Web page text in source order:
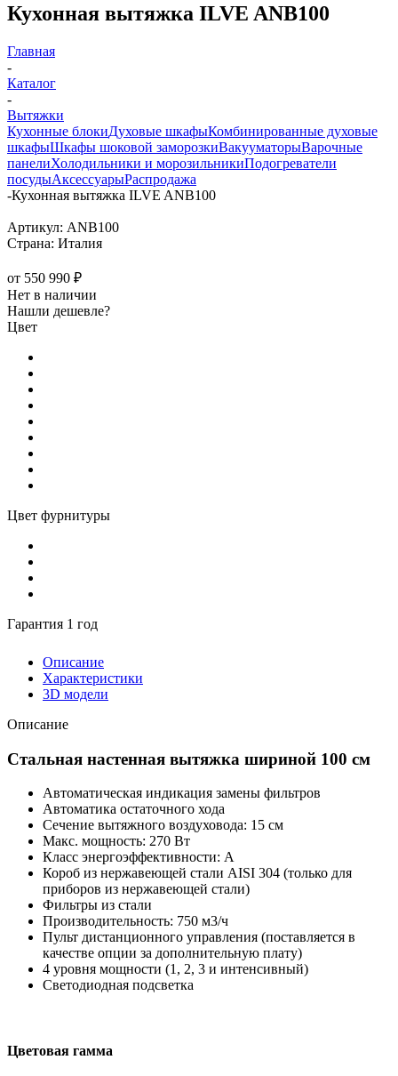
Кухонная вытяжка ILVE ANB100
Главная
-
Каталог
-
Вытяжки
Кухонные блокиДуховые шкафыКомбинированные духовые
шкафыШкафы шоковой заморозкиВакууматорыВарочные
панелиХолодильники и морозильникиПодогреватели
посудыАксессуарыРаспродажа
-Кухонная вытяжка ILVE ANB100
Артикул: ANB100
Страна: Италия
от 550 990 ₽
Нет в наличии
Нашли дешевле?
Цвет
Цвет фурнитуры
Гарантия 1 год
Описание
Характеристики
3D модели
Описание
Стальная настенная вытяжка шириной 100 см
Автоматическая индикация замены фильтров
Автоматика остаточного хода
Сечение вытяжного воздуховода: 15 см
Макс. мощность: 270 Вт
Класс энергоэффективности: А
Короб из нержавеющей стали AISI 304 (только для
приборов из нержавеющей стали)
Фильтры из стали
Производительность: 750 м3/ч
Пульт дистанционного управления (поставляется в
качестве опции за дополнительную плату)
4 уровня мощности (1, 2, 3 и интенсивный)
Светодиодная подсветка
Цветовая гамма